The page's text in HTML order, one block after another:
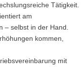
Tätigkeit.
am
– selbst in der Hand.
kommen,
mit